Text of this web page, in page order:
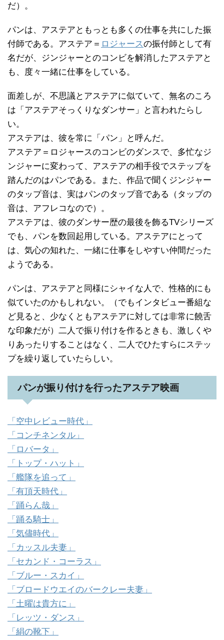
だ）。
パンは、アステアともっとも多くの仕事を共にした振
付師である。アステア＝ ロジャースの振付師として有
名だが、ジンジャーとのコンビを解消したアステアと
も、度々一緒に仕事をしている。
面差しが、不思議とアステアに似ていて、無名のころ
は「アステアそっくりなダンサー」と言われたらし
い。
アステアは、彼を常に「パン」と呼んだ。
アステア＝ロジャースのコンビのダンスで、多忙なジ
ンジャーに変わって、アステアの相手役でステップを
踏んだのはパンである。また、作品で聞くジンジャー
のタップ音は、実はパンのタップ音である（タップの
音は、アフレコなので）。
アステアは、彼のダンサー歴の最後を飾るTVシリーズ
でも、パンを数回起用している。アステアにとって
は、気心の知れた、一緒に仕事をしやすい仲間だった
ようである。
パンは、アステアと同様にシャイな人で、性格的にも
似ていたのかもしれない。（でもインタビュー番組な
ど見ると、少なくともアステアに対しては非常に饒舌
な印象だが）二人で振り付けを作るときも、激しくや
りあったりすることはなく、二人でひたすらにステッ
プを繰り返していたらしい。
パンが振り付けを行ったアステア映画
「空中レビュー時代」
「コンチネンタル」
「ロバータ」
「トップ・ハット」
「艦隊を追って」
「有頂天時代」
「踊らん哉」
「踊る騎士」
「気儘時代」
「カッスル夫妻」
「セカンド・コーラス」
「ブルー・スカイ」
「ブロードウエイのバークレー夫妻」
「土曜は貴方に」
「レッツ・ダンス」
「絹の靴下」